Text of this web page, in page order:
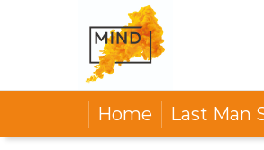
Home Last Man